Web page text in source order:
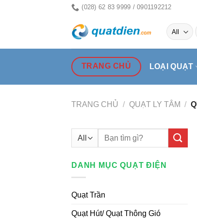
(028) 62 83 9999 / 0901192212
TRANG CHỦ LOẠI QUẠT
TRANG CHỦ / QUẠT LY TÂM /
Tìm
DANH MỤC QUẠT ĐIỆN
Quạt Trần
Quạt Hút/ Quạt Thông Gió